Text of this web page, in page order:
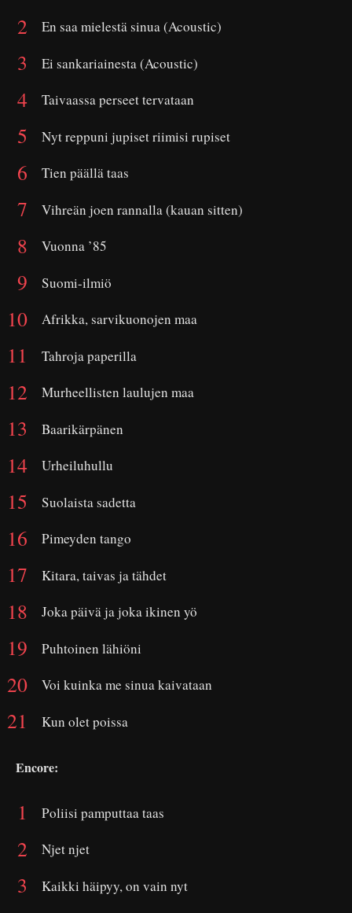
En saa mielestä sinua (Acoustic)
Ei sankariainesta (Acoustic)
Taivaassa perseet tervataan
Nyt reppuni jupiset riimisi rupiset
Tien päällä taas
Vihreän joen rannalla (kauan sitten)
Vuonna ’85
Suomi-ilmiö
Afrikka, sarvikuonojen maa
Tahroja paperilla
Murheellisten laulujen maa
Baarikärpänen
Urheiluhullu
Suolaista sadetta
Pimeyden tango
Kitara, taivas ja tähdet
Joka päivä ja joka ikinen yö
Puhtoinen lähiöni
Voi kuinka me sinua kaivataan
Kun olet poissa
Encore:
Poliisi pamputtaa taas
Njet njet
Kaikki häipyy, on vain nyt